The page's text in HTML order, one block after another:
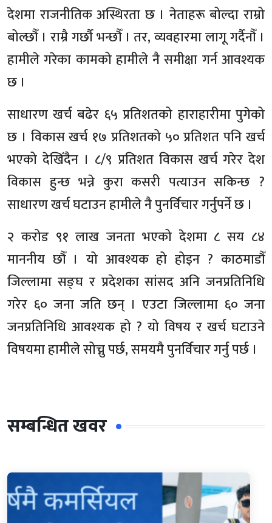
देशमा राजनीतिक अस्थिरता छ । नेताहरू बोल्दा राम्रो
बोल्छौँ । राम्रै गर्छौ भन्छौँ । तर, व्यवहारमा लागू गर्दैनौँ ।
हामीले गरेका कामको हामीले नै समीक्षा गर्न आवश्यक
छ ।
साधारण खर्च बढेर ६५ प्रतिशतको हाराहारीमा पुगेको
छ । विकास खर्च १७ प्रतिशतको ५० प्रतिशत पनि खर्च
भएको देखिँदैन । ८/९ प्रतिशत विकास खर्च गरेर देश
विकास हुन्छ भन्ने कुरा कसरी पत्याउन सकिन्छ ?
साधारण खर्च घटाउन हामीले नै पुनर्विचार गर्नुपर्ने छ ।
२ करोड ९१ लाख जनता भएको देशमा ८ सय ८४
माननीय छौँ । यो आवश्यक हो होइन ? काठमाडौँ
जिल्लामा सङ्घ र प्रदेशका सांसद अनि जनप्रतिनिधि
गरेर ६० जना जति छन् । एउटा जिल्लामा ६० जना
जनप्रतिनिधि आवश्यक हो ? यो विषय र खर्च घटाउने
विषयमा हामीले सोच्नु पर्छ, समयमै पुनर्विचार गर्नु पर्छ ।
सम्बन्धित खवर